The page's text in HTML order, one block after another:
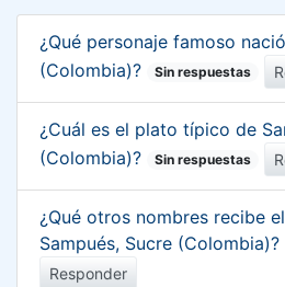
¿Qué personaje famoso
(Colombia)?
Sin respuestas
¿Cuál es el plato típico de
(Colombia)?
Sin respuestas
¿Qué otros nombres recibe
Sampués, Sucre (Colombia)?
Responder